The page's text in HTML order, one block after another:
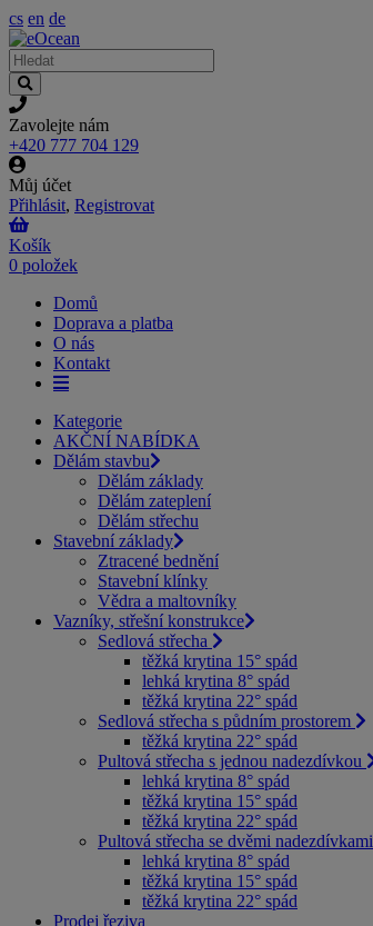
cs en de
Zavolejte nám
+420 777 704 129
Můj účet
Přihlásit, Registrovat
Košík
0 položek
Domů
Doprava a platba
O nás
Kontakt
Kategorie
AKČNÍ NABÍDKA
Dělám stavbu
Dělám základy
Dělám zateplení
Dělám střechu
Stavební základy
Ztracené bednění
Stavební klínky
Vědra a maltovníky
Vazníky, střešní konstrukce
Sedlová střecha
těžká krytina 15° spád
lehká krytina 8° spád
těžká krytina 22° spád
Sedlová střecha s půdním prostorem
těžká krytina 22° spád
Pultová střecha s jednou nadezdívkou
lehká krytina 8° spád
těžká krytina 15° spád
těžká krytina 22° spád
Pultová střecha se dvěmi nadezdívkami
lehká krytina 8° spád
těžká krytina 15° spád
těžká krytina 22° spád
Prodej řeziva